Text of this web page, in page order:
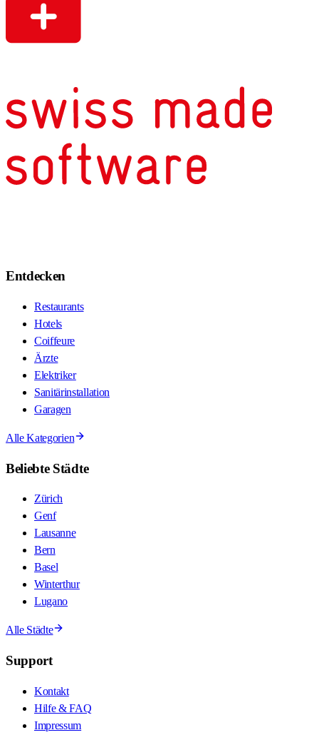
Entdecken
Restaurants
Hotels
Coiffeure
Ärzte
Elektriker
Sanitärinstallation
Garagen
Alle Kategorien
Beliebte Städte
Zürich
Genf
Lausanne
Bern
Basel
Winterthur
Lugano
Alle Städte
Support
Kontakt
Hilfe & FAQ
Impressum